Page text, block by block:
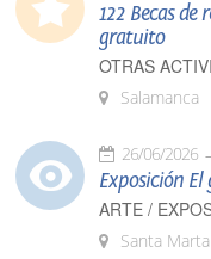
122 Becas
gratuito
OTRAS
Salamanca
26/06/2026
Exposición
ARTE /
Santa